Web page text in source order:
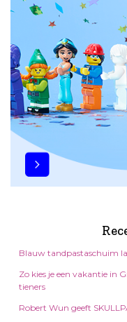
Blauw tandpastaschuim
Zo kies je een vakantie in
tieners
Robert Wun geeft